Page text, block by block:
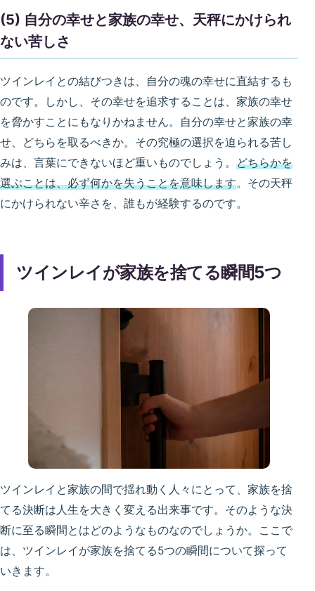
(5) 自分の幸せと家族の幸せ、天秤にかけられ
ない苦しさ
ツインレイとの結びつきは、自分の魂の幸せに直結するも
のです。しかし、その幸せを追求することは、家族の幸せ
を脅かすことにもなりかねません。自分の幸せと家族の幸
せ、どちらを取るべきか。その究極の選択を迫られる苦し
みは、言葉にできないほど重いものでしょう。 どちらかを
選ぶことは、必ず何かを失うことを意味します。その天秤
にかけられない辛さを、誰もが経験するのです。
ツインレイが家族を捨てる瞬間5つ
ツインレイと家族の間で揺れ動く人々にとって、家族を捨
てる決断は人生を大きく変える出来事です。そのような決
断に至る瞬間とはどのようなものなのでしょうか。ここで
は、ツインレイが家族を捨てる5つの瞬間について探って
いきます。